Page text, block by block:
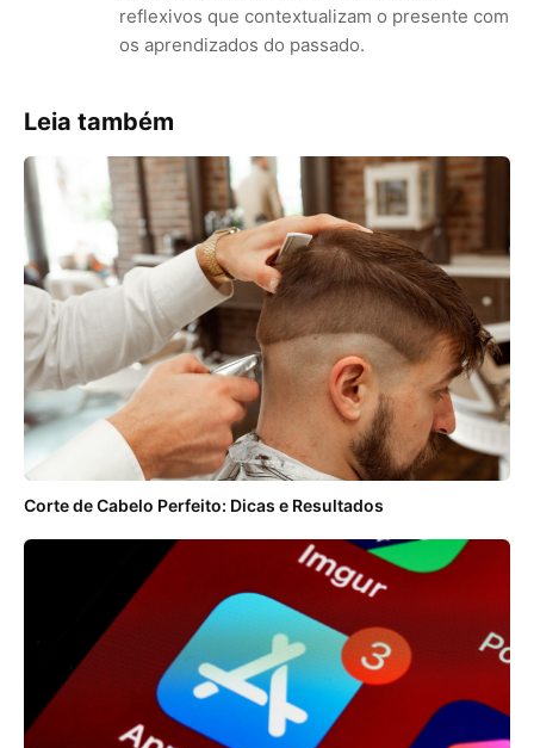
reflexivos que contextualizam o presente com
os aprendizados do passado.
Leia também
Corte de Cabelo Perfeito: Dicas e Resultados